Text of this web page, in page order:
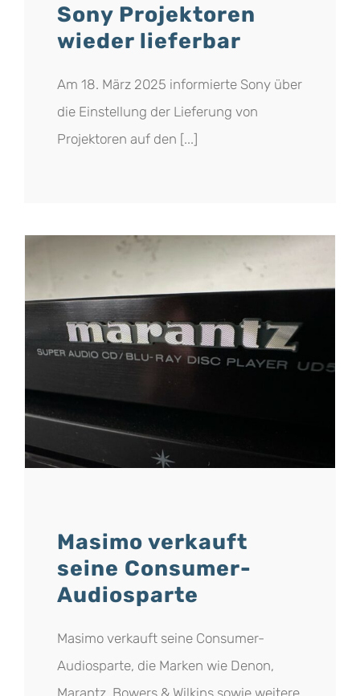
Sony Projektoren
wieder lieferbar
Am 18. März 2025 informierte Sony über
die Einstellung der Lieferung von
Projektoren auf den [...]
Masimo verkauft
seine Consumer-
Audiosparte
Masimo verkauft seine Consumer-
Audiosparte, die Marken wie Denon,
Marantz, Bowers & Wilkins sowie weitere